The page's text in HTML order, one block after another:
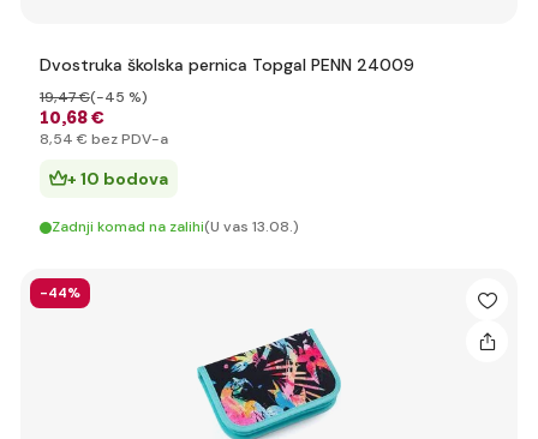
Dvostruka školska pernica Topgal PENN 24009
10,68 €
19,47 €(-45 %)
8,54 € bez PDV-a
+ 10 bodova
Zadnji komad na zalihi(U vas 13.08.)
-44%